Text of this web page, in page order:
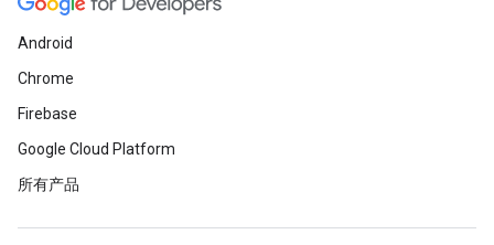
Android
Chrome
Firebase
Google Cloud Platform
所有产品